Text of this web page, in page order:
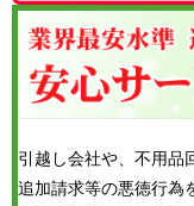
引越し会社や、不用品
追加請求等の悪徳行為